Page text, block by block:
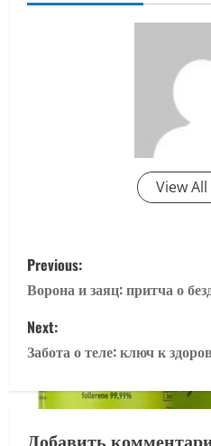
View
P
o
s
t
n
Previous:
Ворона и заяц: притча о
Next:
Забота о теле: ключ к
Добавить